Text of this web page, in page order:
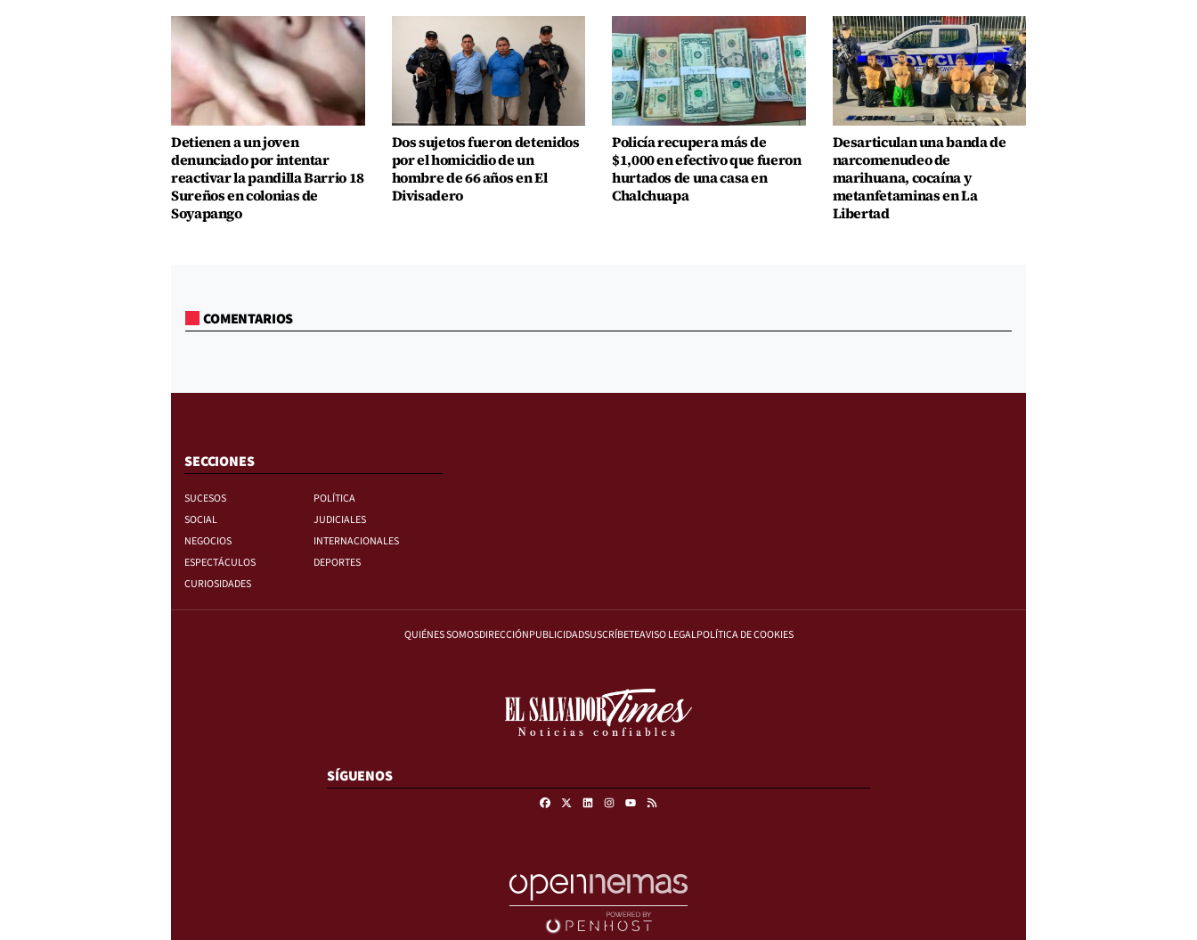
Detienen a un joven
denunciado por intentar
reactivar la pandilla Barrio 18
Sureños en colonias de
Soyapango
Dos sujetos fueron detenidos
por el homicidio de un
hombre de 66 años en El
Divisadero
Policía recupera más de
$1,000 en efectivo que fueron
hurtados de una casa en
Chalchuapa
Desarticulan una banda de
narcomenudeo de
marihuana, cocaína y
metanfetaminas en La
Libertad
COMENTARIOS
SECCIONES
SUCESOS
POLÍTICA
SOCIAL
JUDICIALES
NEGOCIOS
INTERNACIONALES
ESPECTÁCULOS
DEPORTES
CURIOSIDADES
QUIÉNES SOMOSDIRECCIÓNPUBLICIDADSUSCRÍBETEAVISO LEGALPOLÍTICA DE COOKIES
SÍGUENOS
FacebookLinkedinInstagram